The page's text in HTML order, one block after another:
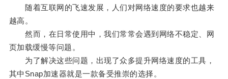
随着互联网的飞速发展，人们对网络速度的要求也越来
越高。
然而，在日常使用中，我们常常会遇到网络不稳定、网
页加载缓慢等问题。
为了解决这些问题，出现了众多提升网络速度的工具，
其中Snap加速器就是一款备受推崇的选择。